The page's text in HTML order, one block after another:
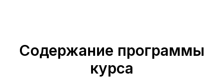
Содержание программы
курса